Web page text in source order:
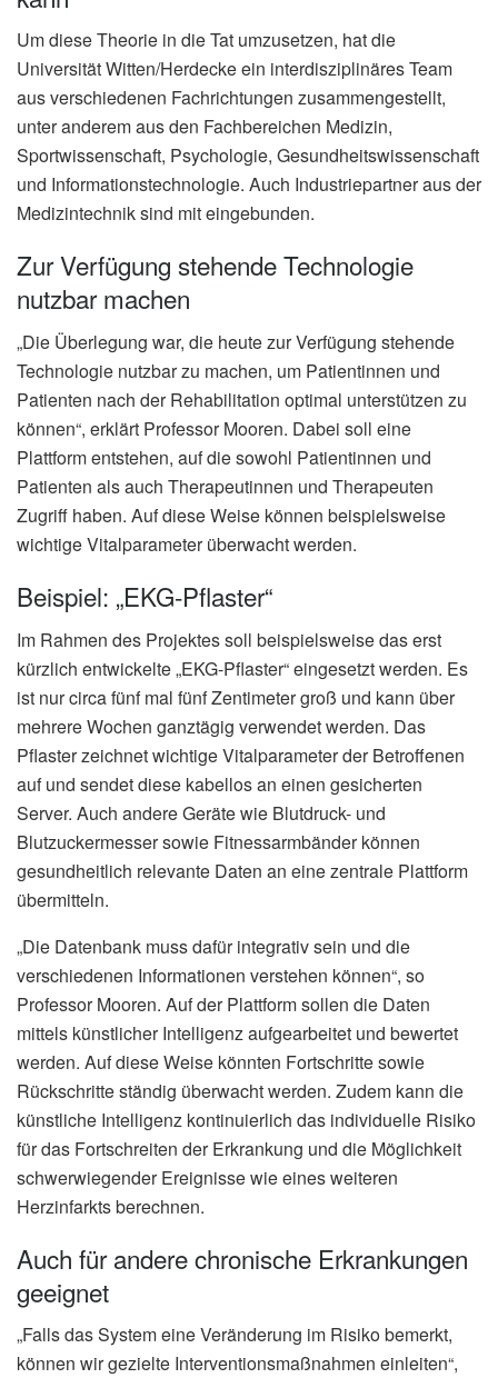
Um diese Theorie in die Tat umzusetzen, hat die
Universität Witten/Herdecke ein interdisziplinäres Team
aus verschiedenen Fachrichtungen zusammengestellt,
unter anderem aus den Fachbereichen Medizin,
Sportwissenschaft, Psychologie, Gesundheitswissenschaft
und Informationstechnologie. Auch Industriepartner aus der
Medizintechnik sind mit eingebunden.
Zur Verfügung stehende Technologie
nutzbar machen
„Die Überlegung war, die heute zur Verfügung stehende
Technologie nutzbar zu machen, um Patientinnen und
Patienten nach der Rehabilitation optimal unterstützen zu
können“, erklärt Professor Mooren. Dabei soll eine
Plattform entstehen, auf die sowohl Patientinnen und
Patienten als auch Therapeutinnen und Therapeuten
Zugriff haben. Auf diese Weise können beispielsweise
wichtige Vitalparameter überwacht werden.
Beispiel: „EKG-Pflaster“
Im Rahmen des Projektes soll beispielsweise das erst
kürzlich entwickelte „EKG-Pflaster“ eingesetzt werden. Es
ist nur circa fünf mal fünf Zentimeter groß und kann über
mehrere Wochen ganztägig verwendet werden. Das
Pflaster zeichnet wichtige Vitalparameter der Betroffenen
auf und sendet diese kabellos an einen gesicherten
Server. Auch andere Geräte wie Blutdruck- und
Blutzuckermesser sowie Fitnessarmbänder können
gesundheitlich relevante Daten an eine zentrale Plattform
übermitteln.
„Die Datenbank muss dafür integrativ sein und die
verschiedenen Informationen verstehen können“, so
Professor Mooren. Auf der Plattform sollen die Daten
mittels künstlicher Intelligenz aufgearbeitet und bewertet
werden. Auf diese Weise könnten Fortschritte sowie
Rückschritte ständig überwacht werden. Zudem kann die
künstliche Intelligenz kontinuierlich das individuelle Risiko
für das Fortschreiten der Erkrankung und die Möglichkeit
schwerwiegender Ereignisse wie eines weiteren
Herzinfarkts berechnen.
Auch für andere chronische Erkrankungen
geeignet
„Falls das System eine Veränderung im Risiko bemerkt,
können wir gezielte Interventionsmaßnahmen einleiten“,